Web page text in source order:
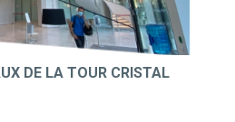
DE LA TOUR CRISTAL